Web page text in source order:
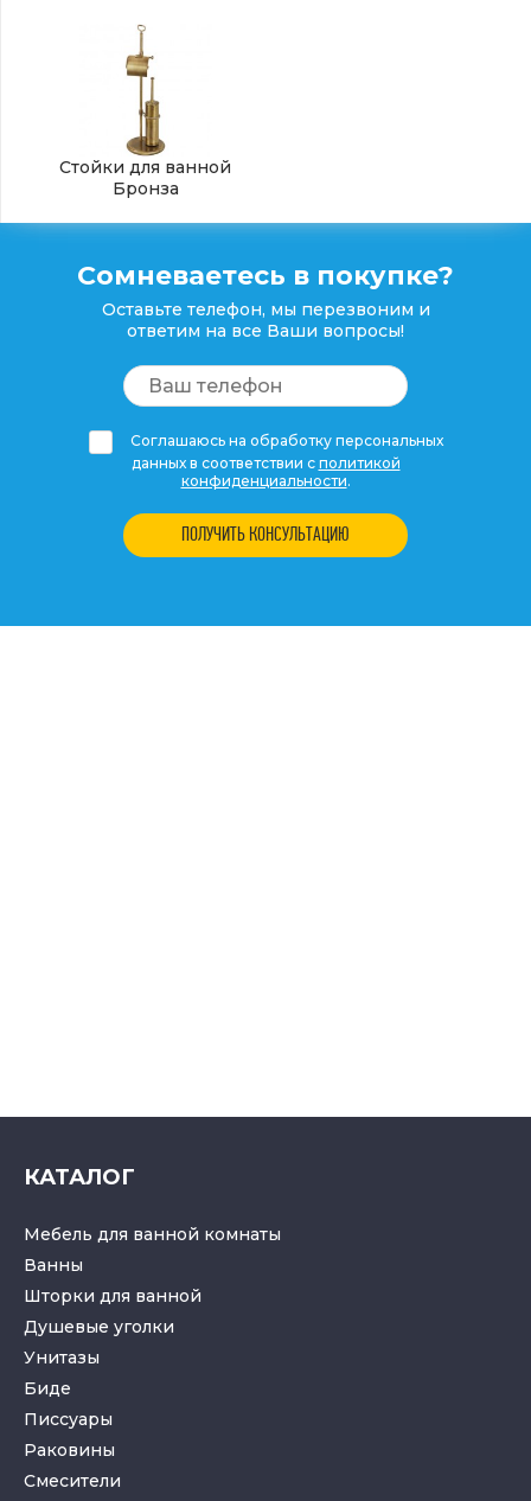
Стойки для ванной
Бронза
Сомневаетесь в покупке?
Оставьте телефон, мы перезвоним и
ответим на все Ваши вопросы!
Соглашаюсь на обработку персональных
данных в соответствии с политикой
конфиденциальности.
ПОЛУЧИТЬ КОНСУЛЬТАЦИЮ
КАТАЛОГ
Мебель для ванной комнаты
Ванны
Шторки для ванной
Душевые уголки
Унитазы
Биде
Писсуары
Раковины
Смесители